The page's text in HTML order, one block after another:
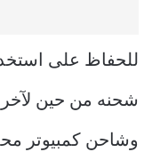
للحفاظ على
شحنه من حين
وشاحن كمبيوتر